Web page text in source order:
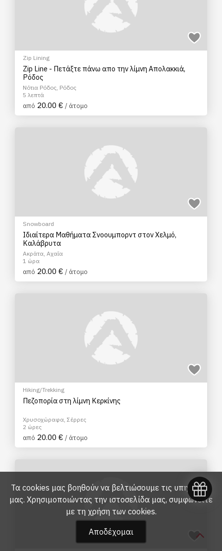
Zip Lining
Zip Line - Πετάξτε πάνω απο την λίμνη Απολακκιά,
Ρόδος
Νότια Ρόδος, Ρόδος
5 λεπτά
από 20.00 € / άτομο
Snowboard
Ιδιαίτερα Μαθήματα Σνοουμπορντ στον Χελμό,
Καλάβρυτα
Ακράτα, Αχαΐα
1 ώρα
από 20.00 € / άτομο
Hiking/Trekking
Πεζοπορία στη λίμνη Κερκίνης
Χρυσοχώραφα, Σέρρες
2 ώρες
από 20.00 € / άτομο
Τα cookies μας βοηθούν να βελτιώσουμε τις υπηρεσίες
μας. Χρησιμοποιώντας την ιστοσελίδα μας, συμφωνείτε
με τη χρήση των cookies.
Αποδέχομαι